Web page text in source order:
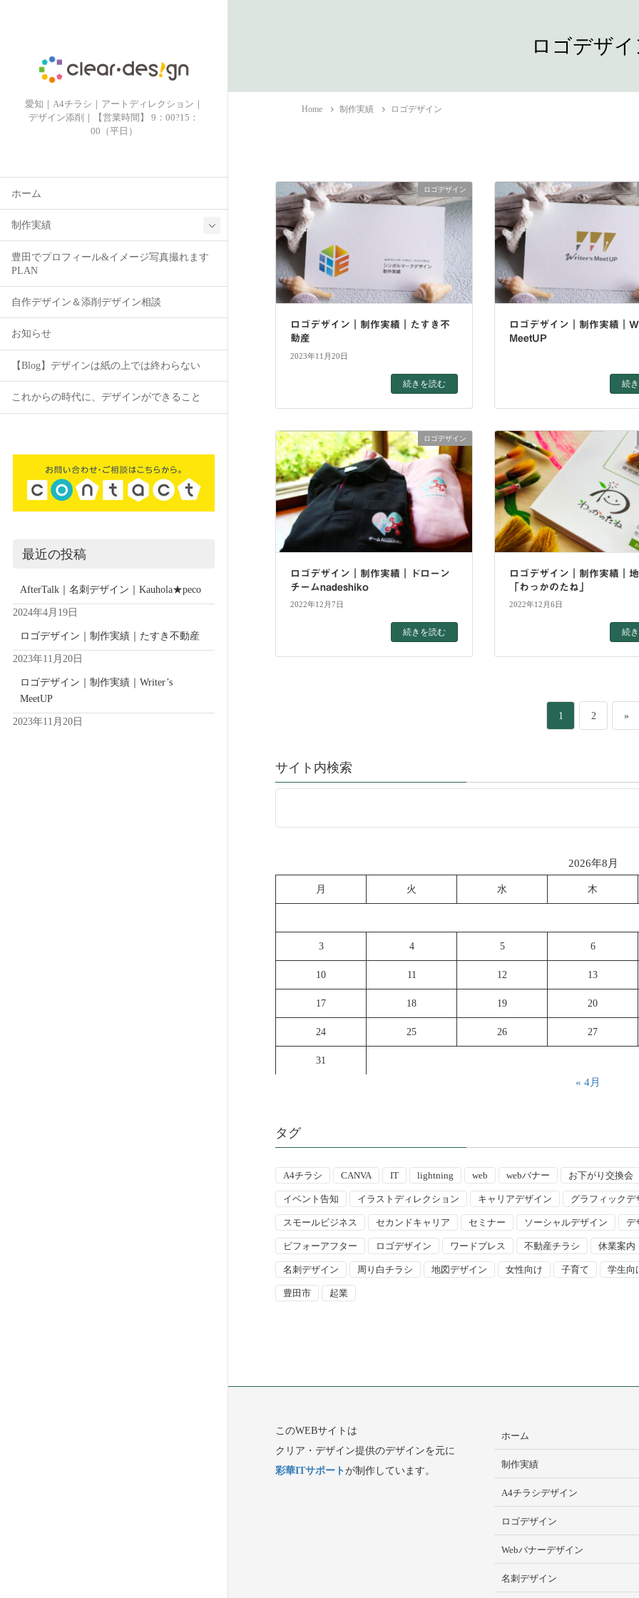
愛知｜A4チラシ｜アートディレクション｜
デザイン添削｜【営業時間】 9：00?15：
00（平日）
ホーム
制作実績
豊田でプロフィール&イメージ写真撮れます
PLAN
自作デザイン＆添削デザイン相談
お知らせ
【Blog】デザインは紙の上では終わらない
これからの時代に、デザインができること
最近の投稿
AfterTalk｜名刺デザイン｜Kauhola★peco
2024年4月19日
ロゴデザイン｜制作実績｜たすき不動産
2023年11月20日
ロゴデザイン｜制作実績｜Writer’s
MeetUP
2023年11月20日
ロゴデザイ
Home 制作実績 ロゴデザイン
ロゴデザイン
ロゴデザイン｜制作実績｜たすき不
動産
2023年11月20日
続きを読む
ロゴデザイン｜制作実績｜
MeetUP
続
ロゴデザイン
ロゴデザイン｜制作実績｜ドローン
チームnadeshiko
2022年12月7日
続きを読む
ロゴデザイン｜制作実績｜
「わっかのたね」
2022年12月6日
続
の
り
ペ1 ペ
2 »
サイト内検索
2026年8月
月 火 水 木
3 4 5 6
10 11 12 13
17 18 19 20
24 25 26 27
31
« 4月
タグ
A4チラシ CANVA IT lightning web webバナー お下がり交換会
イベント告知 イラストディレクション キャリアデザイン グラフィックデ
スモールビジネス セカンドキャリア セミナー ソーシャルデザイン デ
ビフォーアフター ロゴデザイン ワードプレス 不動産チラシ 休業案内
名刺デザイン 周り白チラシ 地図デザイン 女性向け 子育て 学生向
豊田市 起業
このWEBサイトは
クリア・デザイン提供のデザインを元に
彩華ITサポートが制作しています。
ホーム
制作実績
A4チラシデザイン
ロゴデザイン
Webバナーデザイン
名刺デザイン